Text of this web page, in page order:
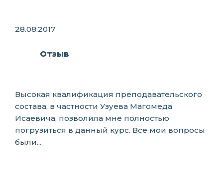
28.08.2017
Отзыв
Высокая квалификация преподавательского
состава, в частности Узуева Магомеда
Исаевича, позволила мне полностью
погрузиться в данный курс. Все мои вопросы
были...